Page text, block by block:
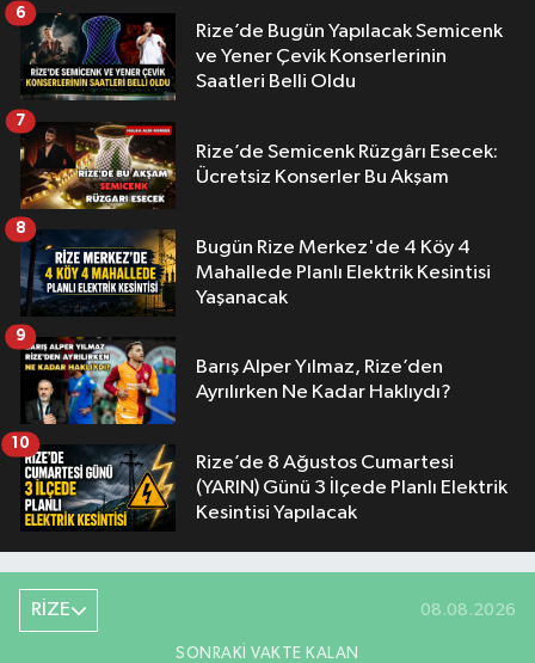
Rize’de Bugün Yapılacak Semicenk
ve Yener Çevik Konserlerinin
Saatleri Belli Oldu
6
Rize’de Semicenk Rüzgârı Esecek:
Ücretsiz Konserler Bu Akşam
7
Bugün Rize Merkez'de 4 Köy 4
Mahallede Planlı Elektrik Kesintisi
Yaşanacak
8
Barış Alper Yılmaz, Rize’den
Ayrılırken Ne Kadar Haklıydı?
9
Rize’de 8 Ağustos Cumartesi
(YARIN) Günü 3 İlçede Planlı Elektrik
Kesintisi Yapılacak
10
RİZE 08.08.2026
SONRAKI VAKTE KALAN